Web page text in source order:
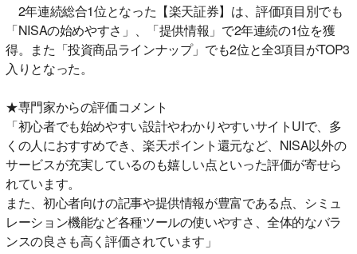
2年連続総合1位となった【楽天証券】は、評価項目別でも
「NISAの始めやすさ」、「提供情報」で2年連続の1位を獲
得。また「投資商品ラインナップ」でも2位と全3項目がTOP3
入りとなった。
★専門家からの評価コメント
「初心者でも始めやすい設計やわかりやすいサイトUIで、多
くの人におすすめでき、楽天ポイント還元など、NISA以外の
サービスが充実しているのも嬉しい点といった評価が寄せら
れています。
また、初心者向けの記事や提供情報が豊富である点、シミュ
レーション機能など各種ツールの使いやすさ、全体的なバラ
ンスの良さも高く評価されています」